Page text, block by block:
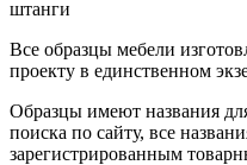
штанги
Все образцы мебели
проекту в единственном
Образцы имеют названия
поиска по сайту, все
зарегистрированным